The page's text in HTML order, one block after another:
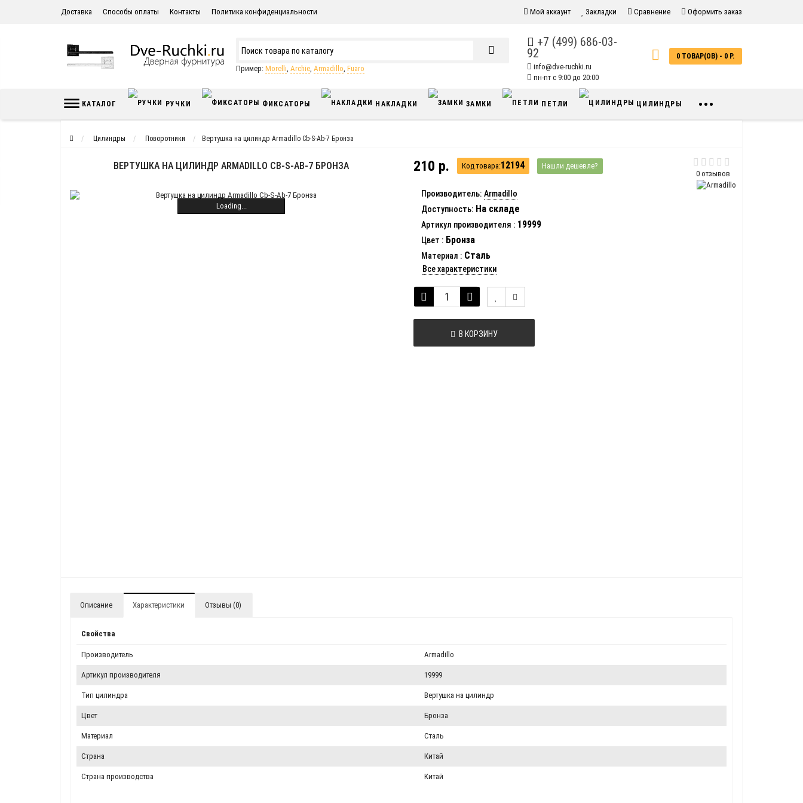
Доставка Способы оплаты Контакты Политика конфиденциальности Мой аккаунт Закладки Сравнение Оформить заказ
Пример: Morelli, Archie, Armadillo, Fuaro
+7 (499) 686-03-
92
info@dve-ruchki.ru
пн-пт с 9:00 до 20:00
0 ТОВАР(ОВ) - 0 Р.
КАТАЛОГ РУЧКИ ФИКСАТОРЫ НАКЛАДКИ ЗАМКИ ПЕТЛИ ЦИЛИНДРЫ •••
Цилиндры Поворотники Вертушка на цилиндр Armadillo Cb-S-Ab-7 Бронза
ВЕРТУШКА НА ЦИЛИНДР ARMADILLO CB-S-AB-7 БРОНЗА
Loading...
0 отзывов
210 р. Код товара:12194 Нашли дешевле?
Производитель: Armadillo
Доступность: На складе
Артикул производителя : 19999
Цвет : Бронза
Материал : Сталь
Все характеристики
В КОРЗИНУ
Описание Характеристики Отзывы (0)
Свойства
Производитель Armadillo
Артикул производителя 19999
Тип цилиндра Вертушка на цилиндр
Цвет Бронза
Материал Сталь
Страна Китай
Страна производства Китай